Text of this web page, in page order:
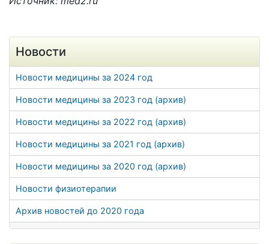
Новости
Новости медицины за 2024 год
Новости медицины за 2023 год (архив)
Новости медицины за 2022 год (архив)
Новости медицины за 2021 год (архив)
Новости медицины за 2020 год (архив)
Новости физиотерапии
Архив новостей до 2020 года